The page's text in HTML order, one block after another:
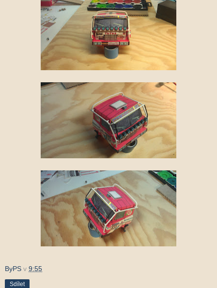
ByPS v 9:55
Sdílet